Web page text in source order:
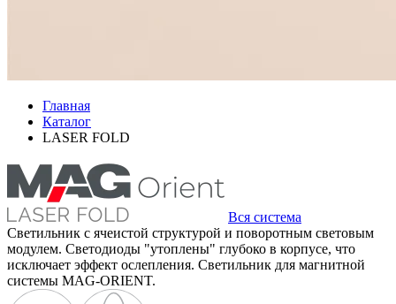
Главная
Каталог
LASER FOLD
Вся система
Светильник с ячеистой структурой и поворотным световым
модулем. Светодиоды "утоплены" глубоко в корпусе, что
исключает эффект ослепления. Светильник для магнитной
системы MAG-ORIENT.